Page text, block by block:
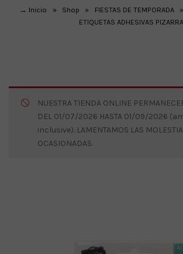
→ Inicio » Shop » FIESTAS DE TEMPORADA »
ETIQUETAS ADHESIVAS PIZARRA
NUESTRA TIENDA ONLINE
DEL 01/07/2026 HASTA 01/09/2026
inclusive). LAMENTAMOS LAS
OCASIONADAS.